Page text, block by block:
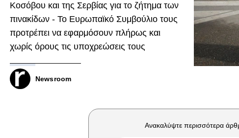
Κοσόβου και της Σερβίας για το ζήτημα των
πινακίδων - Το Ευρωπαϊκό Συμβούλιο τους
προτρέπει να εφαρμόσουν πλήρως και
χωρίς όρους τις υποχρεώσεις τους
Newsroom
Ανακαλύψτε περισσότερα